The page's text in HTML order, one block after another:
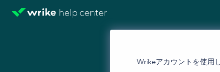
Wrikeアカウントを使用